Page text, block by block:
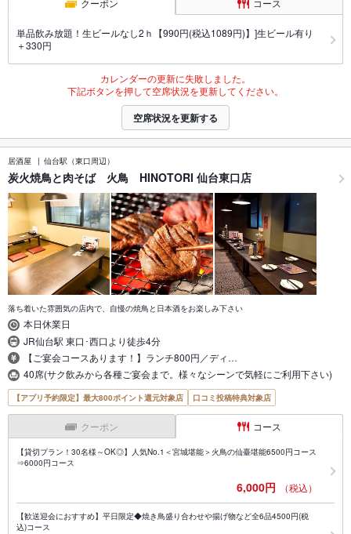
クーポン コース
単品飲み放題！生ビールなし2ｈ【990円(税込1089円)】]生ビール有り
＋330円
カレンダーの更新に失敗しました。
下記ボタンを押して空席状況を更新してください。
空席状況を更新する
居酒屋 仙台駅（東口周辺）
炭火焼鳥と肉そば 火鳥 HINOTORI 仙台東口店
落ち着いた雰囲気の店内で、自慢の焼鳥と日本酒をお楽しみ下さい
本日休業日
JR仙台駅 東口･西口より徒歩4分
【ご宴会コースあります！】ランチ800円／ディ…
40席(サク飲みから各種ご宴会まで。様々なシーンで気軽にご利用下さい)
【アプリ予約限定】最大800ポイント還元対象店 口コミ投稿特典対象店
クーポン コース
【貸切プラン！30名様～OK◎】人気No.1＜宮城堪能＞火鳥の仙臺堪能6500円コース
⇒6000円コース
6,000円 （税込）
【歓送迎会におすすめ】平日限定◆焼き鳥盛り合わせや揚げ物など全6品4500円(税
込)コース